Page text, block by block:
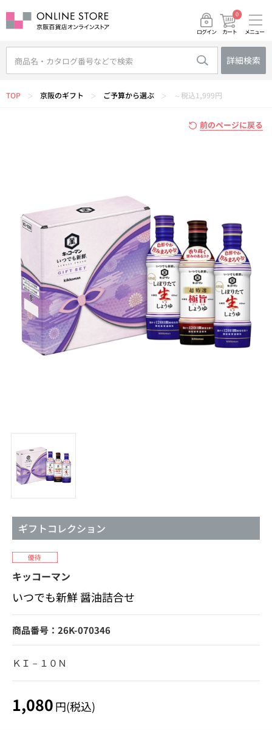
ログイン カート
0
メニュー
詳細検索
TOP ＞ 京阪のギフト ＞ ご予算から選ぶ ＞ ～税込1,999円
前のページに戻る
ギフトコレクション
キッコーマン
いつでも新鮮 醤油詰合せ
商品番号：26K-070346
ＫＩ－１０Ｎ
1,080円(税込)